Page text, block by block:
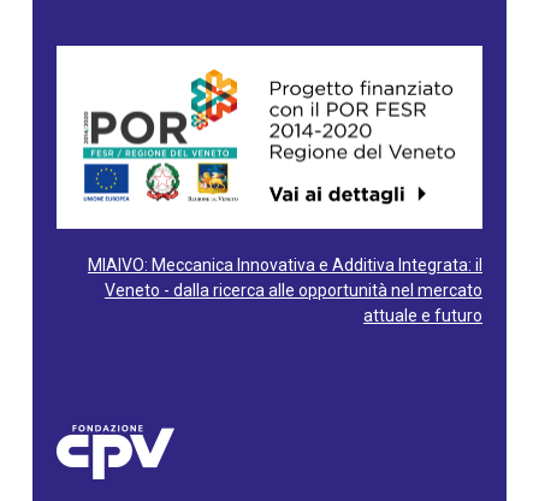
MIAIVO: Meccanica Innovativa e Additiva Integrata: il
Veneto - dalla ricerca alle opportunità nel mercato
attuale e futuro